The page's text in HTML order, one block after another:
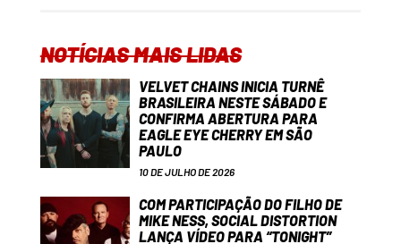
NOTÍCIAS MAIS LIDAS
VELVET CHAINS INICIA TURNÊ
BRASILEIRA NESTE SÁBADO E
CONFIRMA ABERTURA PARA
EAGLE EYE CHERRY EM SÃO
PAULO
10 DE JULHO DE 2026
COM PARTICIPAÇÃO DO FILHO DE
MIKE NESS, SOCIAL DISTORTION
LANÇA VÍDEO PARA “TONIGHT”